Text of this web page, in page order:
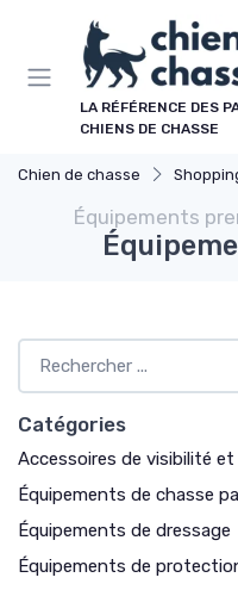
LA RÉFÉRENCE DES
CHIENS DE CHASSE
Chien de chasse
Équipements
Catégories
Accessoires de visibilité
Équipements de chasse
Équipements de dressage
Équipements de
Panneau de gestion des